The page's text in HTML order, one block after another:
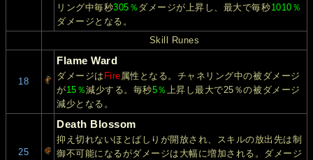
リング中毎秒305％ ダメージが上昇し、最大で毎秒1010％
ダメージとなる。
Skill Runes
18
Flame Ward
ダメージは Fire属性となる。チャネリング中の被ダメージ
が15％減少する。毎秒5％ 上昇し最大で25％の被ダメージ
減少となる。
25
Death Blossom
抑え切れないほとばしりが開放され、スキルの放出先は制
御不可能になるがダメージは大幅に増加される。ダメージ